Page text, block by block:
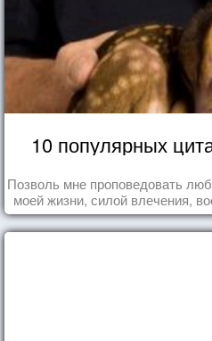
10 популярных
Позволь мне проповедовать
моей жизни, силой влечения,